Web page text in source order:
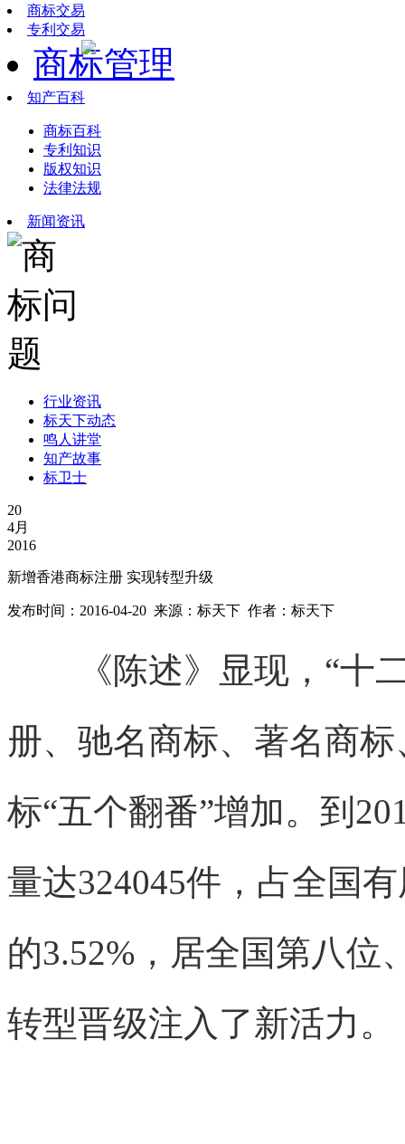
商标交易
专利交易
商标管理
知产百科
商标百科
专利知识
版权知识
法律法规
新闻资讯
行业资讯
标天下动态
鸣人讲堂
知产故事
标卫士
20
4月
2016
新增香港商标注册 实现转型升级
发布时间：2016-04-20 来源：标天下 作者：标天下
《陈述》显现，“十二
册、驰名商标、著名商
标“五个翻番”增加。到
量达324045件，占全国
的3.52%，居全国第八位
转型晋级注入了新活力。